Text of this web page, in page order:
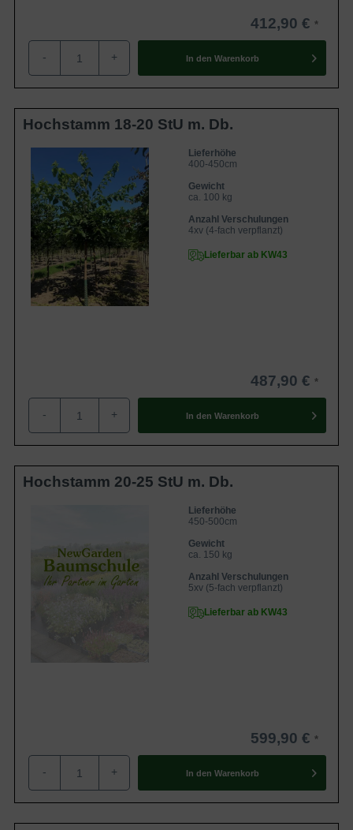
412,90 €
- + In den Warenkorb
Hochstamm 18-20 StU m. Db.
Lieferhöhe
400-450cm
Gewicht
ca. 100 kg
Anzahl Verschulungen
4xv (4-fach verpflanzt)
Lieferbar ab KW43
487,90 €
- + In den Warenkorb
Hochstamm 20-25 StU m. Db.
Lieferhöhe
450-500cm
Gewicht
ca. 150 kg
Anzahl Verschulungen
5xv (5-fach verpflanzt)
Lieferbar ab KW43
599,90 €
- + In den Warenkorb